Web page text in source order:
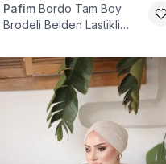
Pafim Bordo Tam Boy
Brodeli Belden Lastikli